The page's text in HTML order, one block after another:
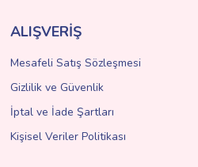
ALIŞVERİŞ
Mesafeli Satış Sözleşmesi
Gizlilik ve Güvenlik
İptal ve İade Şartları
Kişisel Veriler Politikası